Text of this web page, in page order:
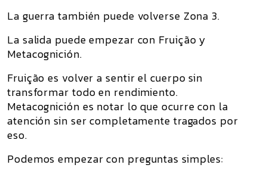
La guerra también puede volverse Zona 3.
La salida puede empezar con Fruição y
Metacognición.
Fruição es volver a sentir el cuerpo sin
transformar todo en rendimiento.
Metacognición es notar lo que ocurre con la
atención sin ser completamente tragados por
eso.
Podemos empezar con preguntas simples: